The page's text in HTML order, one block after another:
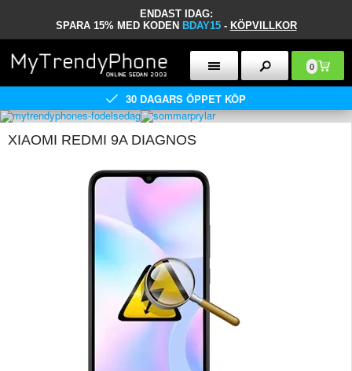
ENDAST IDAG:
SPARA 15% MED KODEN BDAY15 - KÖPVILLKOR
0
30 DAGARS ÖPPET KÖP
XIAOMI REDMI 9A DIAGNOS